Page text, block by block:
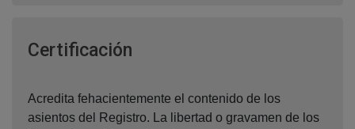
Certificación
Acredita fehacientemente el contenido de los
asientos del Registro. La libertad o gravamen de los